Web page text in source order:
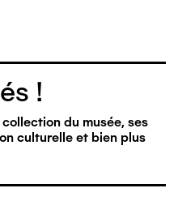
!
du musée, ses
culturelle et bien plus